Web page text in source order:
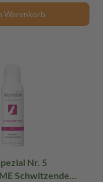
Warenkorb
Nr. 5
Schwitzende